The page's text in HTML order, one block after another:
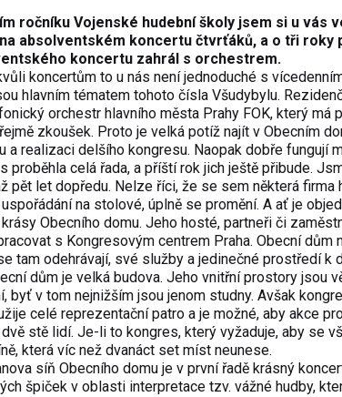
ročníku Vojenské hudební školy jsem si u vás
absolventském koncertu čtvrťáků, a o tři roky
koncertu zahrál s orchestrem.
koncertům to u nás není jednoduché s
hlavním tématem tohoto čísla Všudybylu.
orchestr hlavního města Prahy FOK, který má
zkoušek. Proto je velká potíž najít v Obecním
a realizaci delšího kongresu. Naopak dobře fungují
proběhla celá řada, a příští rok jich ještě přibude.
pět let dopředu. Nelze říci, že se sem některá firma
na stolové, úplně se promění. A ať je
Obecního domu. Jeho hosté, partneři či
s Kongresovým centrem Praha. Obecní dům
tam odehrávají, své služby a jedinečné prostředí k
dům je velká budova. Jeho vnitřní prostory jsou
byť v tom nejnižším jsou jenom studny. Avšak
celé reprezentační patro a je možné, aby akce
stě lidí. Je-li to kongres, který vyžaduje, aby se
která víc než dvanáct set míst neunese.
síň Obecního domu je v první řadě krásný
špiček v oblasti interpretace tzv. vážné hudby,